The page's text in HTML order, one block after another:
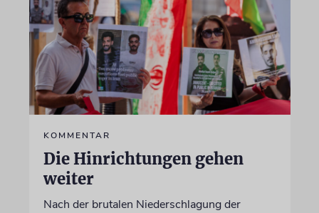
KOMMENTAR
Die Hinrichtungen gehen
weiter
Nach der brutalen Niederschlagung der